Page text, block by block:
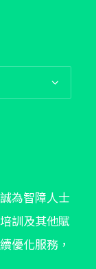
為智障人士
訓及其他賦
優化服務，